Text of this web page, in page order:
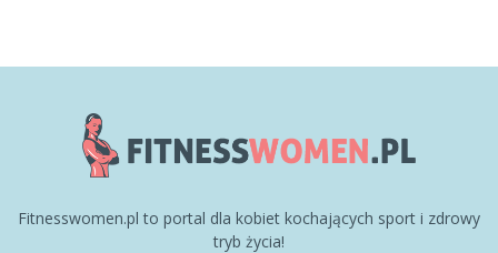
Fitnesswomen.pl to portal dla kobiet kochających sport i zdrowy
tryb życia!